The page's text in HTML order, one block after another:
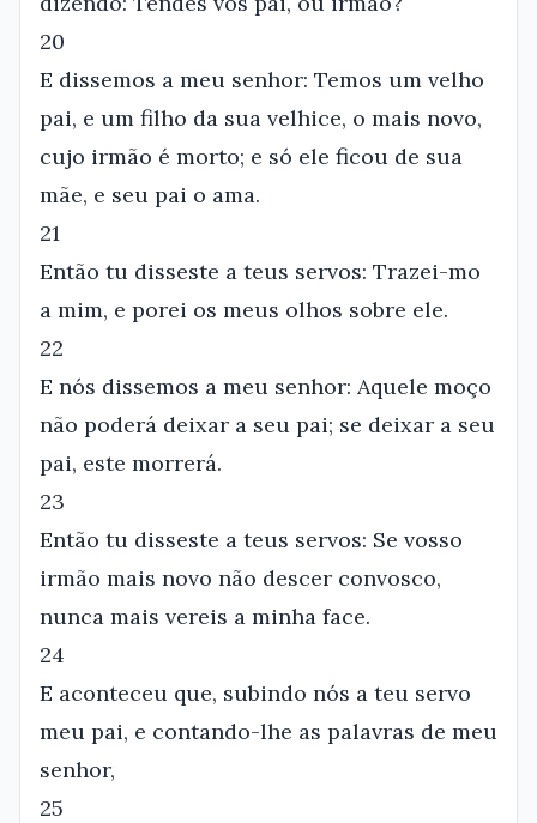
20
E dissemos a meu senhor: Temos um velho
pai, e um filho da sua velhice, o mais novo,
cujo irmão é morto; e só ele ficou de sua
mãe, e seu pai o ama.
21
Então tu disseste a teus servos: Trazei-mo
a mim, e porei os meus olhos sobre ele.
22
E nós dissemos a meu senhor: Aquele moço
não poderá deixar a seu pai; se deixar a seu
pai, este morrerá.
23
Então tu disseste a teus servos: Se vosso
irmão mais novo não descer convosco,
nunca mais vereis a minha face.
24
E aconteceu que, subindo nós a teu servo
meu pai, e contando-lhe as palavras de meu
senhor,
25